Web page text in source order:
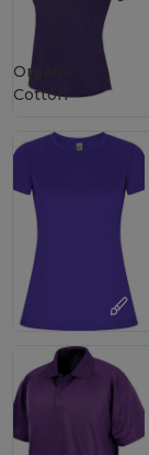
Organic
Cotton